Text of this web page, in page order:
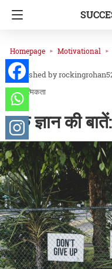
Homepage Motivational
आध्यात्मिकता
गुरु ज्ञान की